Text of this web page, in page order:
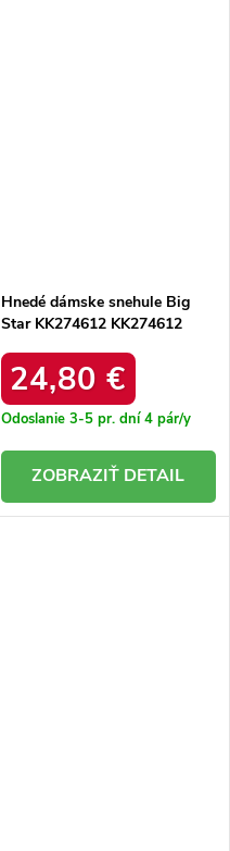
Hnedé dámske snehule Big
Star KK274612 KK274612
24,80 €
Odoslanie 3-5 pr. dní4 pár/y
DETAIL